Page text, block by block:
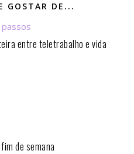
GOSTAR DE...
entre teletrabalho e vida
de semana